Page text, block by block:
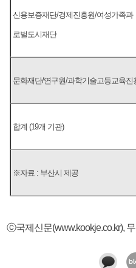
신용보증재단/경제진흥원/여성가족
로벌도시재단
문화재단/연구원/과학기술고등교육진
합계 (19개 기관)
※자료 : 부산시 제공
ⓒ국제신문(www.kookje.co.kr),